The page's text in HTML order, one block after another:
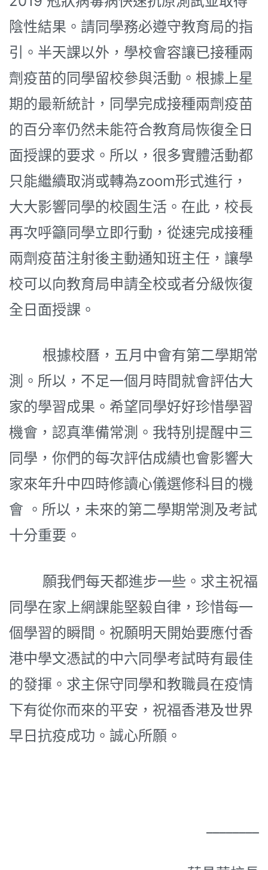
陰性結果。請同學務必遵守教育局的指
引。半天課以外，學校會容讓已接種兩
劑疫苗的同學留校參與活動。根據上星
期的最新統計，同學完成接種兩劑疫苗
的百分率仍然未能符合教育局恢復全日
面授課的要求。所以，很多實體活動都
只能繼續取消或轉為zoom形式進行，
大大影響同學的校園生活。在此，校長
再次呼籲同學立即行動，從速完成接種
兩劑疫苗注射後主動通知班主任，讓學
校可以向教育局申請全校或者分級恢復
全日面授課。
根據校曆，五月中會有第二學期常
測。所以，不足一個月時間就會評估大
家的學習成果。希望同學好好珍惜學習
機會，認真準備常測。我特別提醒中三
同學，你們的每次評估成績也會影響大
家來年升中四時修讀心儀選修科目的機
會 。所以，未來的第二學期常測及考試
十分重要。
願我們每天都進步一些。求主祝福
同學在家上網課能堅毅自律，珍惜每一
個學習的瞬間。祝願明天開始要應付香
港中學文憑試的中六同學考試時有最佳
的發揮。求主保守同學和教職員在疫情
下有從你而來的平安，祝福香港及世界
早日抗疫成功。誠心所願。